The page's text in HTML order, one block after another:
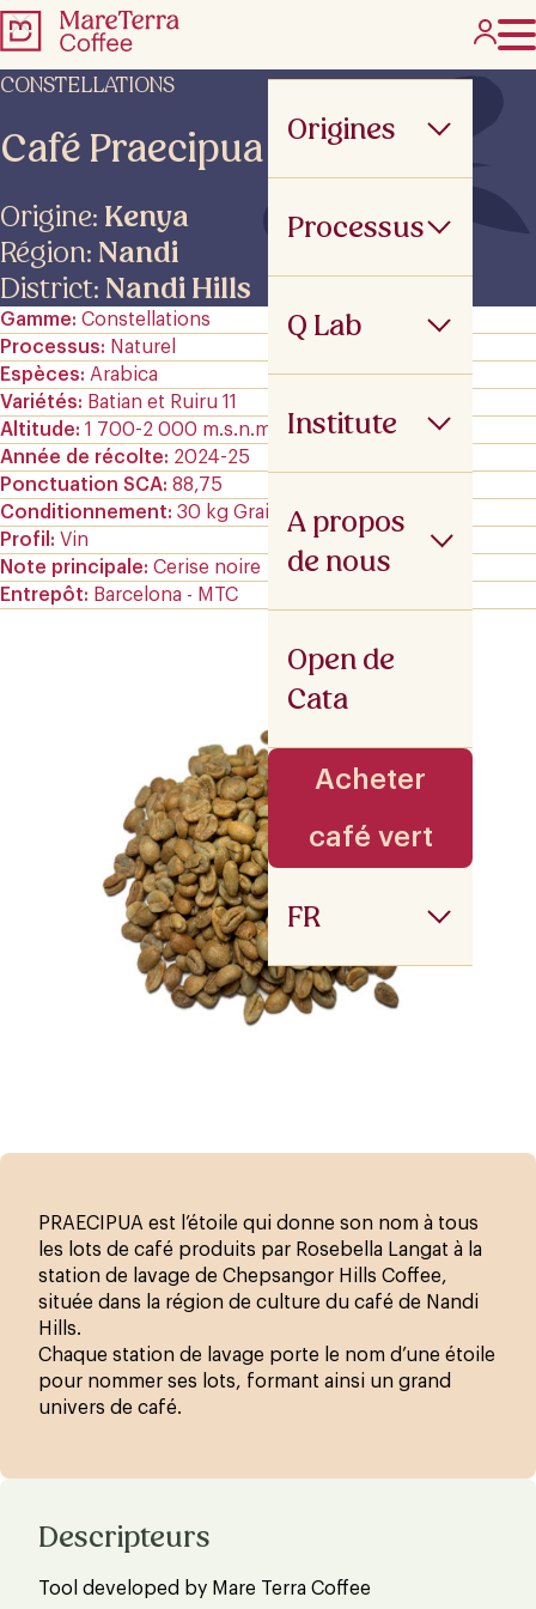
Origines
Processus
Q Lab
Institute
A propos
de nous
Open de
Cata
Acheter
café vert
FR
CONSTELLATIONS
Café Praecipua VCER
Origine: Kenya
Région: Nandi
District: Nandi Hills
Gamme Constellations
Processus
Naturel
Espèces
Arabica
Variétés
Batian et Ruiru 11
Altitude 1 700-2 000 m.s.n.m
Année de récolte
2024-25
Ponctuation SCA 88,75
Conditionnement 30 kg GrainPro
Profil
Vin
Note principale Cerise noire
Entrepôt
Barcelona - MTC
PRAECIPUA est l’étoile qui donne son nom à tous
les lots de café produits par Rosebella Langat à la
station de lavage de Chepsangor Hills Coffee,
située dans la région de culture du café de Nandi
Hills.
Chaque station de lavage porte le nom d’une étoile
pour nommer ses lots, formant ainsi un grand
univers de café.
Descripteurs
Tool developed by Mare Terra Coffee